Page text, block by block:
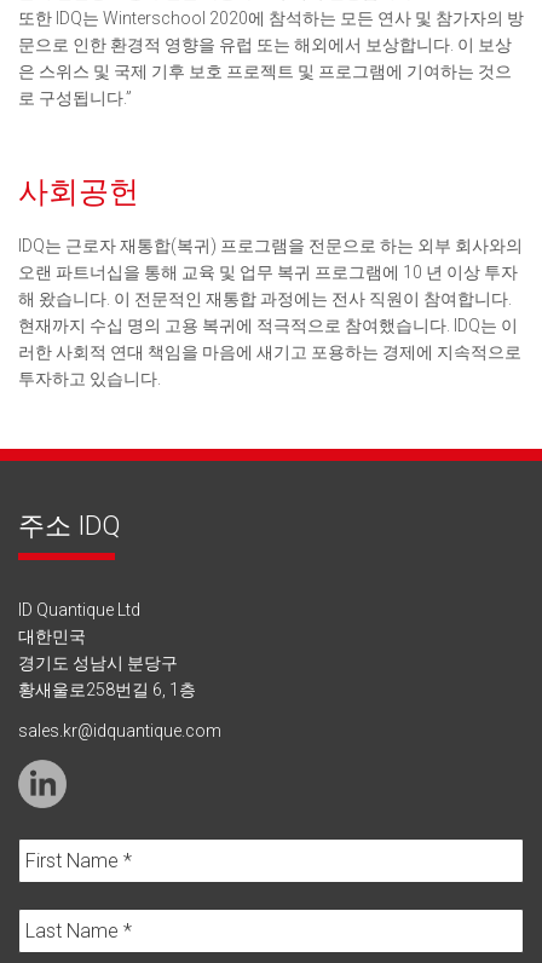
또한 IDQ는 Winterschool 2020에 참석하는 모든 연사 및 참가자의 방
문으로 인한 환경적 영향을 유럽 또는 해외에서 보상합니다. 이 보상
은 스위스 및 국제 기후 보호 프로젝트 및 프로그램에 기여하는 것으
로 구성됩니다.”
사회공헌
IDQ는 근로자 재통합(복귀) 프로그램을 전문으로 하는 외부 회사와의
오랜 파트너십을 통해 교육 및 업무 복귀 프로그램에 10 년 이상 투자
해 왔습니다. 이 전문적인 재통합 과정에는 전사 직원이 참여합니다.
현재까지 수십 명의 고용 복귀에 적극적으로 참여했습니다. IDQ는 이
러한 사회적 연대 책임을 마음에 새기고 포용하는 경제에 지속적으로
투자하고 있습니다.
주소 IDQ
ID Quantique Ltd
대한민국
경기도 성남시 분당구
황새울로258번길 6, 1층
sales.kr@idquantique.com